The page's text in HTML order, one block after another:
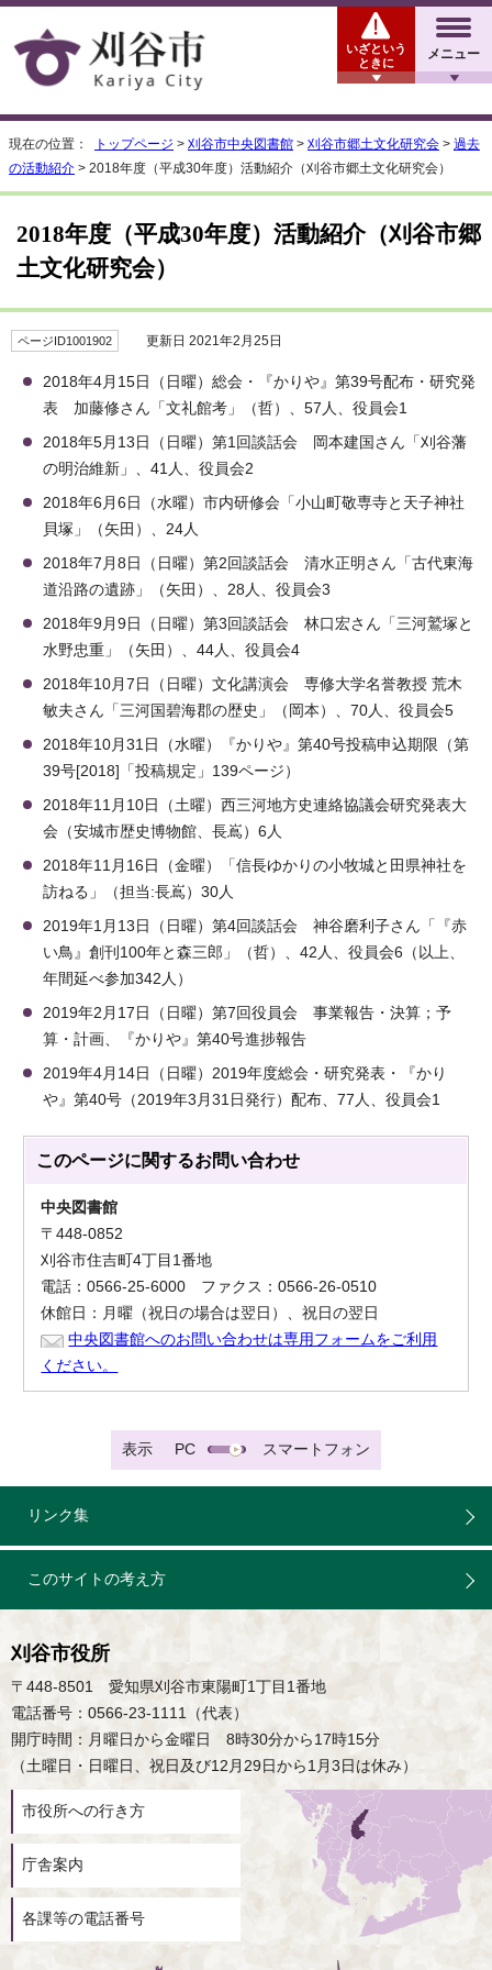
メニュー
いざという
ときに
現在の位置： トップページ > 刈谷市中央図書館 > 刈谷市郷土文化研究会 > 過去
の活動紹介 > 2018年度（平成30年度）活動紹介（刈谷市郷土文化研究会）
2018年度（平成30年度）活動紹介（刈谷市郷
土文化研究会）
ページID1001902 更新日 2021年2月25日
2018年4月15日（日曜）総会・『かりや』第39号配布・研究発
表 加藤修さん「文礼館考」（哲）、57人、役員会1
2018年5月13日（日曜）第1回談話会 岡本建国さん「刈谷藩
の明治維新」、41人、役員会2
2018年6月6日（水曜）市内研修会「小山町敬専寺と天子神社
貝塚」（矢田）、24人
2018年7月8日（日曜）第2回談話会 清水正明さん「古代東海
道沿路の遺跡」（矢田）、28人、役員会3
2018年9月9日（日曜）第3回談話会 林口宏さん「三河鷲塚と
水野忠重」（矢田）、44人、役員会4
2018年10月7日（日曜）文化講演会 専修大学名誉教授 荒木
敏夫さん「三河国碧海郡の歴史」（岡本）、70人、役員会5
2018年10月31日（水曜）『かりや』第40号投稿申込期限（第
39号[2018]「投稿規定」139ページ）
2018年11月10日（土曜）西三河地方史連絡協議会研究発表大
会（安城市歴史博物館、長嶌）6人
2018年11月16日（金曜）「信長ゆかりの小牧城と田県神社を
訪ねる」（担当:長嶌）30人
2019年1月13日（日曜）第4回談話会 神谷磨利子さん「『赤
い鳥』創刊100年と森三郎」（哲）、42人、役員会6（以上、
年間延べ参加342人）
2019年2月17日（日曜）第7回役員会 事業報告・決算；予
算・計画、『かりや』第40号進捗報告
2019年4月14日（日曜）2019年度総会・研究発表・『かり
や』第40号（2019年3月31日発行）配布、77人、役員会1
このページに関するお問い合わせ
中央図書館
〒448-0852
刈谷市住吉町4丁目1番地
電話：0566-25-6000 ファクス：0566-26-0510
休館日：月曜（祝日の場合は翌日）、祝日の翌日
中央図書館へのお問い合わせは専用フォームをご利用
ください。
表示 PC スマートフォン
リンク集
このサイトの考え方
刈谷市役所
〒448-8501 愛知県刈谷市東陽町1丁目1番地
電話番号：0566-23-1111（代表）
開庁時間：月曜日から金曜日 8時30分から17時15分
（土曜日・日曜日、祝日及び12月29日から1月3日は休み）
市役所への行き方
庁舎案内
各課等の電話番号